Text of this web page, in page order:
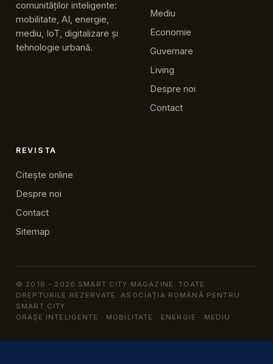
comunităților inteligente:
mobilitate, AI, energie,
mediu, IoT, digitalizare și
tehnologie urbană.
Mediu
Economie
Guvernare
Living
Despre noi
Contact
REVISTA
Citește online
Despre noi
Contact
Sitemap
© 2016 - 2026 SMART CITY MAGAZINE. TOATE
DREPTURILE REZERVATE. ASOCIAȚIA ROMÂNĂ PENTRU
SMART CITY
ORAȘE INTELIGENTE · MOBILITATE · ENERGIE · MEDIU